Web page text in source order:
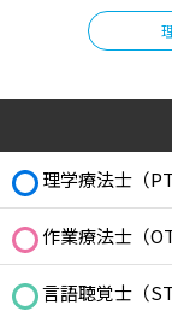
理学療法士（PT
作業療法士（OT
言語聴覚士（ST